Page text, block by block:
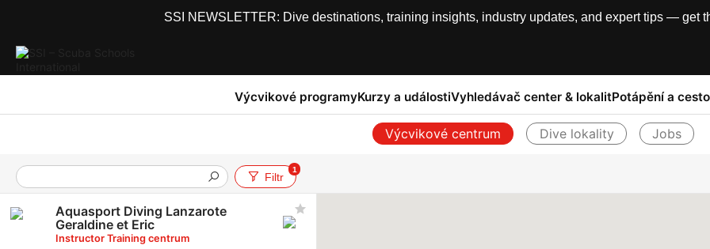
SSI NEWSLETTER: Dive destinations, training insights, industry updates, and expert tips — get
Výcvikové programyKurzy a událostiVyhledávač center & lokalitPotápění a
Výcvikové centrum Dive lokality Jobs
Filtr
1
Aquasport Diving Lanzarote
Geraldine et Eric
Instructor Training centrum